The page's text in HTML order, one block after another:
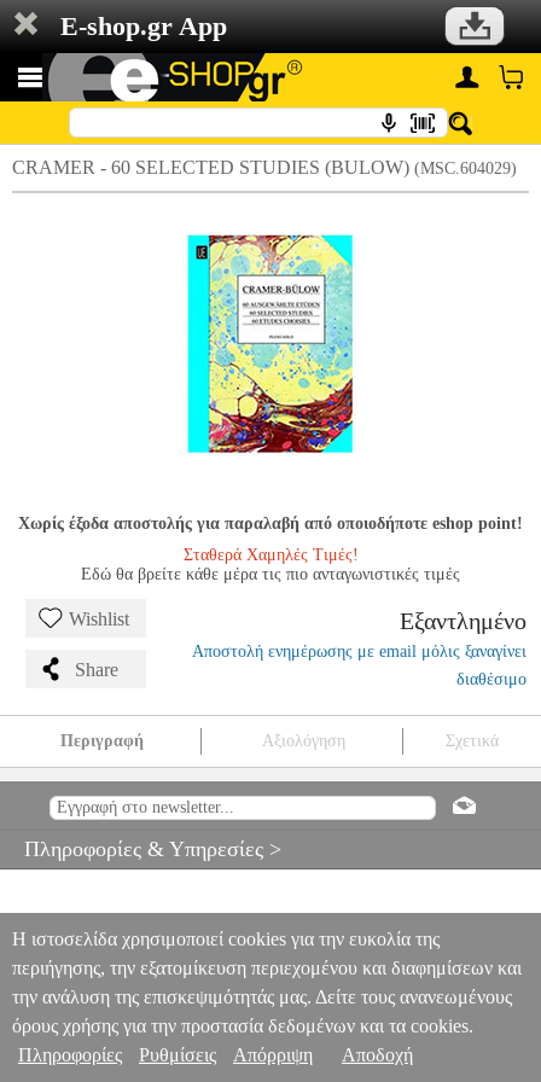
E-shop.gr App
CRAMER - 60 SELECTED STUDIES (BULOW) (MSC.604029)
Χωρίς έξοδα αποστολής για παραλαβή από οποιοδήποτε eshop point!
Σταθερά Χαμηλές Τιμές!
Εδώ θα βρείτε κάθε μέρα τις πιο ανταγωνιστικές τιμές
Wishlist
Share
Εξαντλημένο
Αποστολή ενημέρωσης με email μόλις ξαναγίνει
διαθέσιμο
Περιγραφή Αξιολόγηση Σχετικά
MSC.604029 UNIVERSAL EDITIONS
UNIVERSAL EDITIONS
STUDIES (BULOW)
Πληροφορίες & Υπηρεσίες >
Η ιστοσελίδα χρησιμοποιεί cookies για την ευκολία της
περιήγησης, την εξατομίκευση περιεχομένου και διαφημίσεων και
την ανάλυση της επισκεψιμότητάς μας. Δείτε τους ανανεωμένους
όρους χρήσης για την προστασία δεδομένων και τα cookies.
Πληροφορίες
Ρυθμίσεις Απόρριψη Αποδοχή